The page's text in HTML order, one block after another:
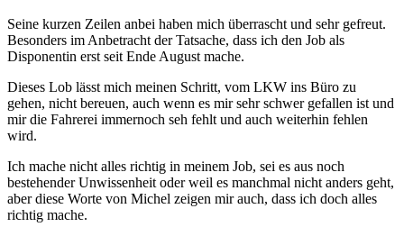
Seine kurzen Zeilen anbei haben mich überrascht und sehr gefreut.
Besonders im Anbetracht der Tatsache, dass ich den Job als
Disponentin erst seit Ende August mache.
Dieses Lob lässt mich meinen Schritt, vom LKW ins Büro zu
gehen, nicht bereuen, auch wenn es mir sehr schwer gefallen ist und
mir die Fahrerei immernoch seh fehlt und auch weiterhin fehlen
wird.
Ich mache nicht alles richtig in meinem Job, sei es aus noch
bestehender Unwissenheit oder weil es manchmal nicht anders geht,
aber diese Worte von Michel zeigen mir auch, dass ich doch alles
richtig mache.